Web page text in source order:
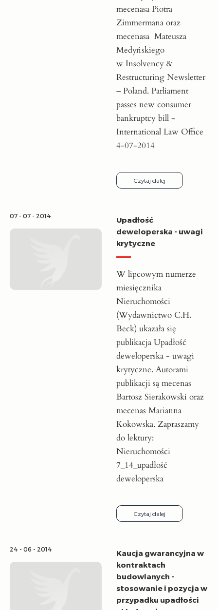
mecenasa Piotra
Zimmermana oraz
mecenasa Mateusza
Medyńskiego
w Insolvency &
Restructuring Newsletter
– Poland. Parliament
passes new consumer
bankruptcy bill -
International Law Office
4-07-2014
Czytaj dalej
07 - 07 - 2014
Upadłość
deweloperska - uwagi
krytyczne
W lipcowym numerze
miesięcznika
Nieruchomości
(Wydawnictwo C.H.
Beck) ukazała się
publikacja Upadłość
deweloperska - uwagi
krytyczne. Autorami
publikacji są mecenas
Bartosz Sierakowski oraz
mecenas Marianna
Kokowska. Zapraszamy
do lektury:
Nieruchomości
7_14_upadłość
deweloperska
Czytaj dalej
24 - 06 - 2014
Kaucja gwarancyjna w
kontraktach
budowlanych -
stosowanie i pozycja w
przypadku upadłości